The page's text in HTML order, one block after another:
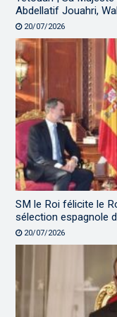
Abdellatif Jouahri,
20/07/2026
SM le Roi félicite le
sélection espagnole
20/07/2026